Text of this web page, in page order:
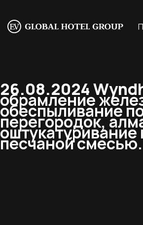
26.08.2024
обрамление
обеспыливание
перегородок,
песчаной